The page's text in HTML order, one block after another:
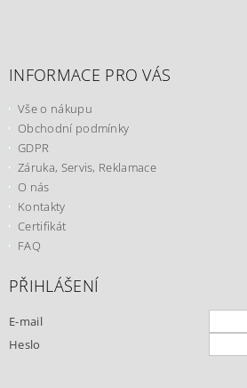
INFORMACE PRO VÁS
Vše o nákupu
Obchodní podmínky
GDPR
Záruka, Servis, Reklamace
O nás
Kontakty
Certifikát
FAQ
PŘIHLÁŠENÍ
E-mail
Heslo